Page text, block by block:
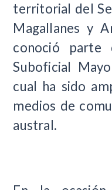
territorial del
Magallanes y
conoció parte
Suboficial
cual ha sido
medios de
austral.